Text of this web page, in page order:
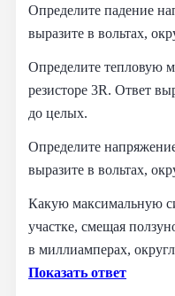
Определите падение
выразите в вольтах,
Определите тепловую
резисторе 3R. Ответ
до целых.
Определите
выразите в вольтах,
Какую максимальную
участке, смещая
в миллиамперах,
Показать ответ